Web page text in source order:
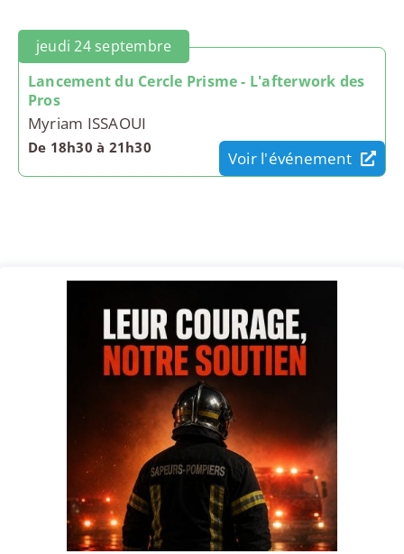
jeudi 24 septembre
Lancement du Cercle Prisme - L'afterwork des
Pros
Myriam ISSAOUI
De 18h30 à 21h30
Voir l'événement